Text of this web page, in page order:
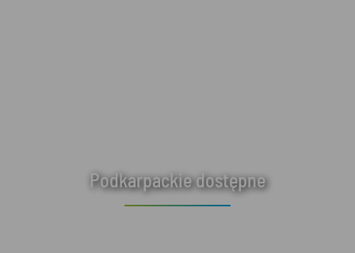
Podkarpackie dostępne